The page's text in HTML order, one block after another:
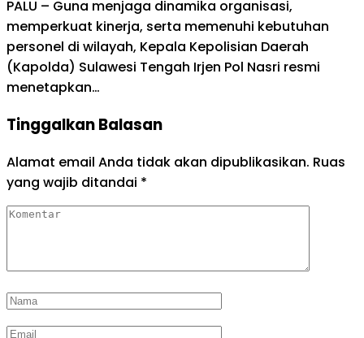
PALU – Guna menjaga dinamika organisasi,
memperkuat kinerja, serta memenuhi kebutuhan
personel di wilayah, Kepala Kepolisian Daerah
(Kapolda) Sulawesi Tengah Irjen Pol Nasri resmi
menetapkan…
Tinggalkan Balasan
Alamat email Anda tidak akan dipublikasikan. Ruas
yang wajib ditandai *